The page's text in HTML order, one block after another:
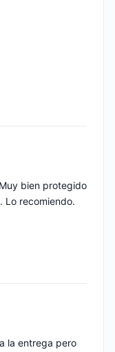
bien protegido
Lo recomiendo.
la entrega pero